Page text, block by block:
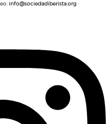
info@sociedadiberista.org ·